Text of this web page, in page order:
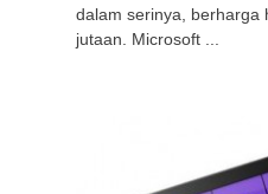
dalam serinya, berharga
jutaan. Microsoft ...